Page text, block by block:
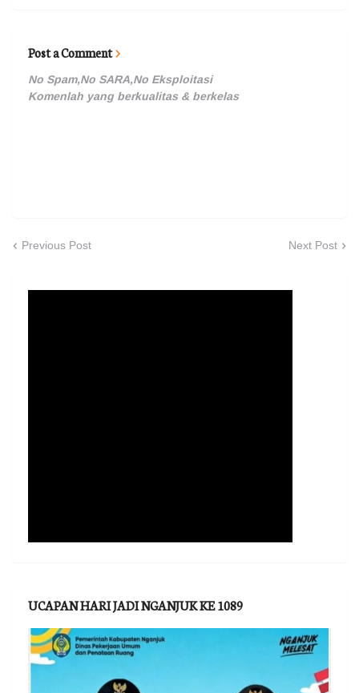
Post a Comment
No Spam,No SARA,No Eksploitasi
Komenlah yang berkualitas & berkelas
Previous Post Next Post
UCAPAN HARI JADI NGANJUK KE 1089